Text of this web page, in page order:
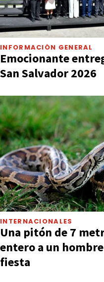
INFORMACIÓN GENERAL
Emocionante
San Salvador 2026
INTERNACIONALES
Una pitón de 7
entero a un
fiesta